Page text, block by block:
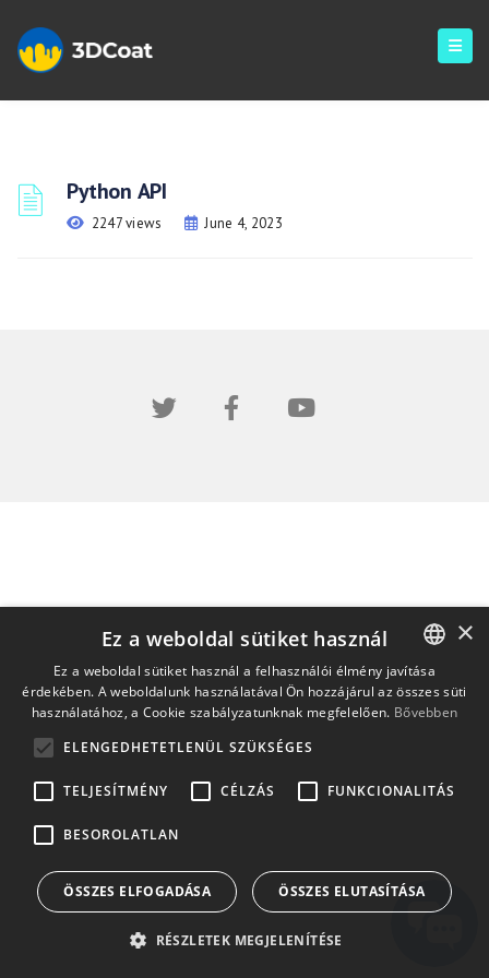
Python API
2247 views June 4, 2023
ENGLISH
DUTCH
ESTONIAN
×
Ez a weboldal sütiket használ
Ez a weboldal sütiket használ a felhasználói élmény javítása
érdekében. A weboldalunk használatával Ön hozzájárul az összes süti
használatához, a Cookie szabályzatunknak megfelelően. Bővebben
ELENGEDHETETLENÜL SZÜKSÉGES
TELJESÍTMÉNY CÉLZÁS FUNKCIONALITÁS
BESOROLATLAN
ÖSSZES ELFOGADÁSA ÖSSZES ELUTASÍTÁSA
RÉSZLETEK MEGJELENÍTÉSE